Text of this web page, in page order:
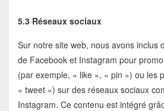
5.3 Réseaux sociaux
Sur notre site web, nous avons inclus
de Facebook et Instagram pour
(par exemple, « like », « pin ») ou les
« tweet ») sur des réseaux sociaux
Instagram. Ce contenu est intégré